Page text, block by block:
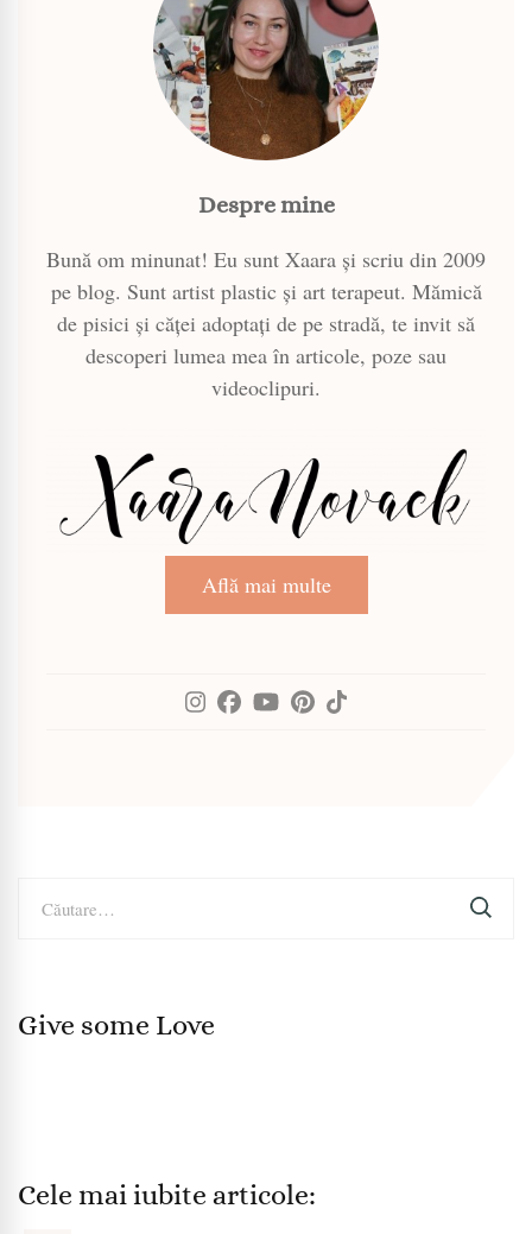
Despre mine
Bună om minunat! Eu sunt Xaara și scriu din 2009
pe blog. Sunt artist plastic și art terapeut. Mămică
de pisici și căței adoptați de pe stradă, te invit să
descoperi lumea mea în articole, poze sau
videoclipuri.
Află mai multe
după:
Give some Love
Cele mai iubite articole: